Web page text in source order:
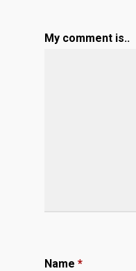
My comment is..
Name *